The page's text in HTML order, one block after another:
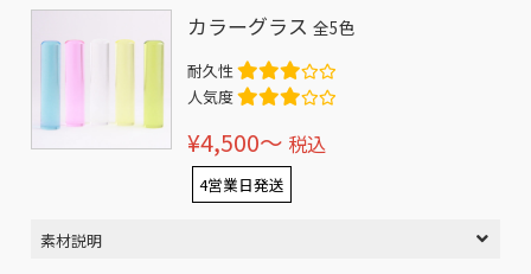
カラーグラス全5色
耐久性
人気度
¥4,500〜 税込
4営業日発送
素材説明